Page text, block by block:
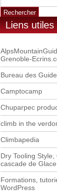
Liens utiles
Grenoble-
Bureau des
Camptocamp
Chuparpec
climb in the
Climbapedia
Dry Tooling
cascade de Glace
Formations,
WordPress